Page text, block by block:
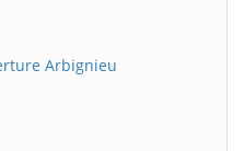
Arbignieu